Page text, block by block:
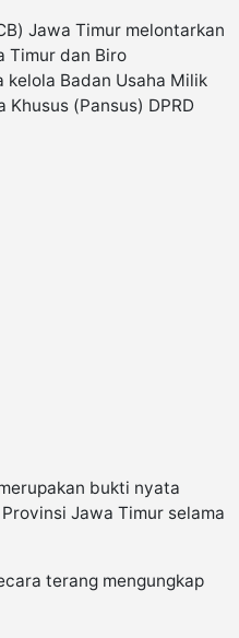
Jawa Timur melontarkan
Timur dan Biro
Badan Usaha Milik
(Pansus) DPRD
bukti nyata
Jawa Timur selama
terang mengungkap